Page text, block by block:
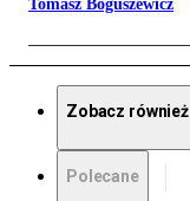
Tomasz Boguszewicz
Zobacz również
Polecane